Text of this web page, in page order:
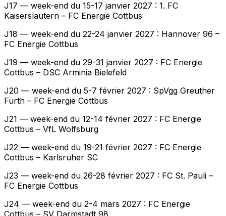
J17 — week-end du 15-17 janvier 2027 : 1. FC
Kaiserslautern – FC Energie Cottbus
J18 — week-end du 22-24 janvier 2027 : Hannover 96 –
FC Energie Cottbus
J19 — week-end du 29-31 janvier 2027 : FC Energie
Cottbus – DSC Arminia Bielefeld
J20 — week-end du 5-7 février 2027 : SpVgg Greuther
Fürth – FC Energie Cottbus
J21 — week-end du 12-14 février 2027 : FC Energie
Cottbus – VfL Wolfsburg
J22 — week-end du 19-21 février 2027 : FC Energie
Cottbus – Karlsruher SC
J23 — week-end du 26-28 février 2027 : FC St. Pauli –
FC Energie Cottbus
J24 — week-end du 2-4 mars 2027 : FC Energie